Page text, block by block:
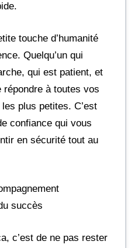
touche d’humanité
Quelqu’un qui
qui est patient, et
répondre à toutes vos
plus petites. C’est
confiance qui vous
en sécurité tout au
succès
c’est de ne pas rester